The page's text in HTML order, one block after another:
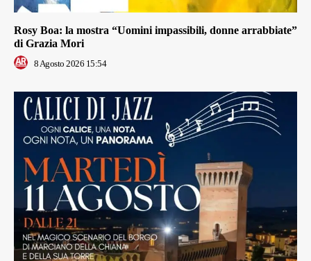
Rosy Boa: la mostra “Uomini impassibili, donne arrabbiate”
di Grazia Mori
8 Agosto 2026 15:54